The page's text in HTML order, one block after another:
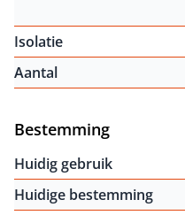
Isolatie
Aantal
Bestemming
Huidig gebruik
Huidige bestemming